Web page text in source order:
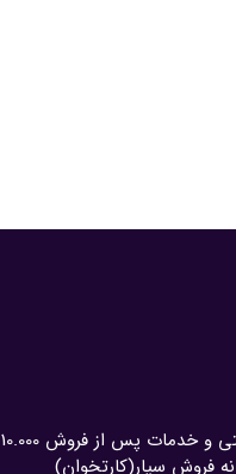
خرید، گارانتی و خدمات پس از فروش 10.000
فروش سیار(کارتخوان)